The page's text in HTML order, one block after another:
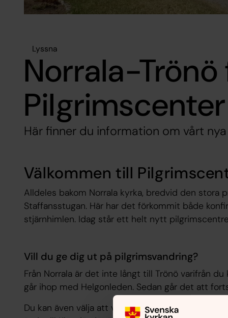
Lyssna
Norrala-
Pilgrimscenter
Här finner du information om vårt
Välkommen till
Alldeles bakom Norrala kyrka, bredvid den stora
Staffansstugan. Här har det förkommit både
stjärnhimlen. Idag står ett helt nytt
Vill du ge dig ut på pilgrimsvandring?
Från Norrala är det inte långt till Trönö varifrån
går ihop med Helgonleden. Sedan går det att
Du kan även välja att vandra Stråsjöleden från